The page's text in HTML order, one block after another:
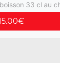
33 cl au
€